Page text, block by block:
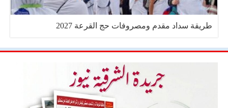
طريقة سداد مقدم ومصروفات حج القرعة 2027